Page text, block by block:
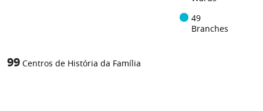
49
Branches
99 Centros de História da Família